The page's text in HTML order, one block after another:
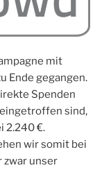
mit
Ende gegangen.
Spenden
sind,
2.240 €.
wir somit bei
zwar unser